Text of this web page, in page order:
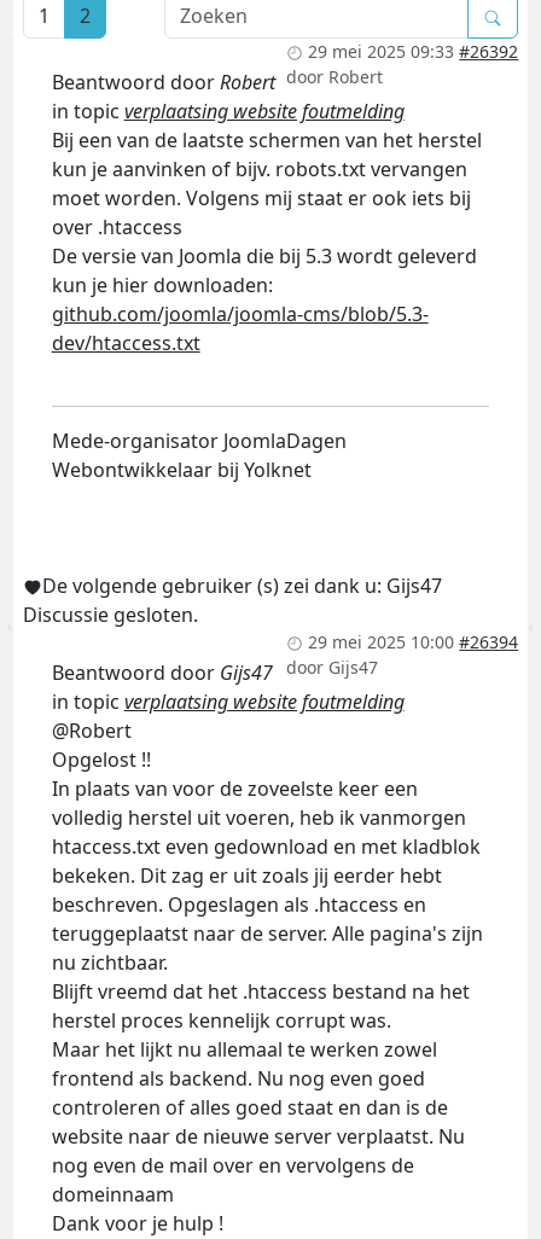
1 2
29 mei 2025 09:33 #26392
door Robert
Beantwoord doorRobert
in topic verplaatsing website foutmelding
Bij een van de laatste schermen van het herstel
kun je aanvinken of bijv. robots.txt vervangen
moet worden. Volgens mij staat er ook iets bij
over .htaccess
De versie van Joomla die bij 5.3 wordt geleverd
kun je hier downloaden:
github.com/joomla/joomla-cms/blob/5.3-
dev/htaccess.txt
Mede-organisator JoomlaDagen
Webontwikkelaar bij Yolknet
De volgende gebruiker (s) zei dank u: Gijs47
Discussie gesloten.
29 mei 2025 10:00 #26394
door Gijs47
Beantwoord door Gijs47
in topic verplaatsing website foutmelding
@Robert
Opgelost !!
In plaats van voor de zoveelste keer een
volledig herstel uit voeren, heb ik vanmorgen
htaccess.txt even gedownload en met kladblok
bekeken. Dit zag er uit zoals jij eerder hebt
beschreven. Opgeslagen als .htaccess en
teruggeplaatst naar de server. Alle pagina's zijn
nu zichtbaar.
Blijft vreemd dat het .htaccess bestand na het
herstel proces kennelijk corrupt was.
Maar het lijkt nu allemaal te werken zowel
frontend als backend. Nu nog even goed
controleren of alles goed staat en dan is de
website naar de nieuwe server verplaatst. Nu
nog even de mail over en vervolgens de
domeinnaam
Dank voor je hulp !